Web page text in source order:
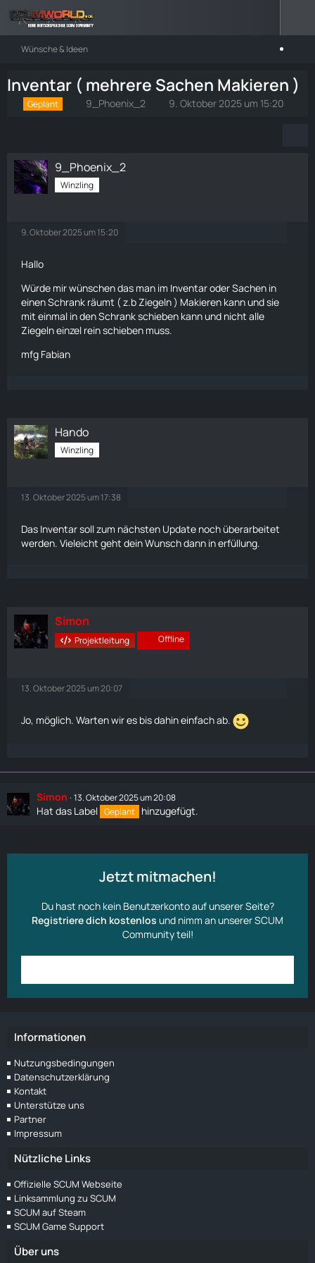
Wünsche & Ideen
Inventar ( mehrere Sachen Makieren )
Geplant 9_Phoenix_2 9. Oktober 2025 um 15:20
9_Phoenix_2
Winzling
9. Oktober 2025 um 15:20
Hallo
Würde mir wünschen das man im Inventar oder Sachen in
einenSchrank räumt ( z.b Ziegeln ) Makieren kann und sie
mit einmal in denSchrankschieben kann und nicht alle
Ziegeln einzel rein schieben muss.
mfg Fabian
Hando
Winzling
13. Oktober 2025 um 17:38
Das Inventar soll zum nächsten Update noch überarbeitet
werden. Vieleicht geht dein Wunsch dann in erfüllung.
Simon
Projektleitung Offline
13. Oktober 2025 um 20:07
Jo, möglich. Warten wir es bis dahin einfach ab.
Simon 13. Oktober 2025 um 20:08
Hat das Label Geplant hinzugefügt.
Jetzt mitmachen!
Du hast noch kein Benutzerkonto auf unserer Seite?
Registriere dich kostenlos und nimm an unserer SCUM
Community teil!
Informationen
Nutzungsbedingungen
Datenschutzerklärung
Kontakt
Unterstütze uns
Partner
Impressum
Nützliche Links
Offizielle SCUM Webseite
Linksammlung zu SCUM
SCUM auf Steam
SCUM Game Support
Über uns